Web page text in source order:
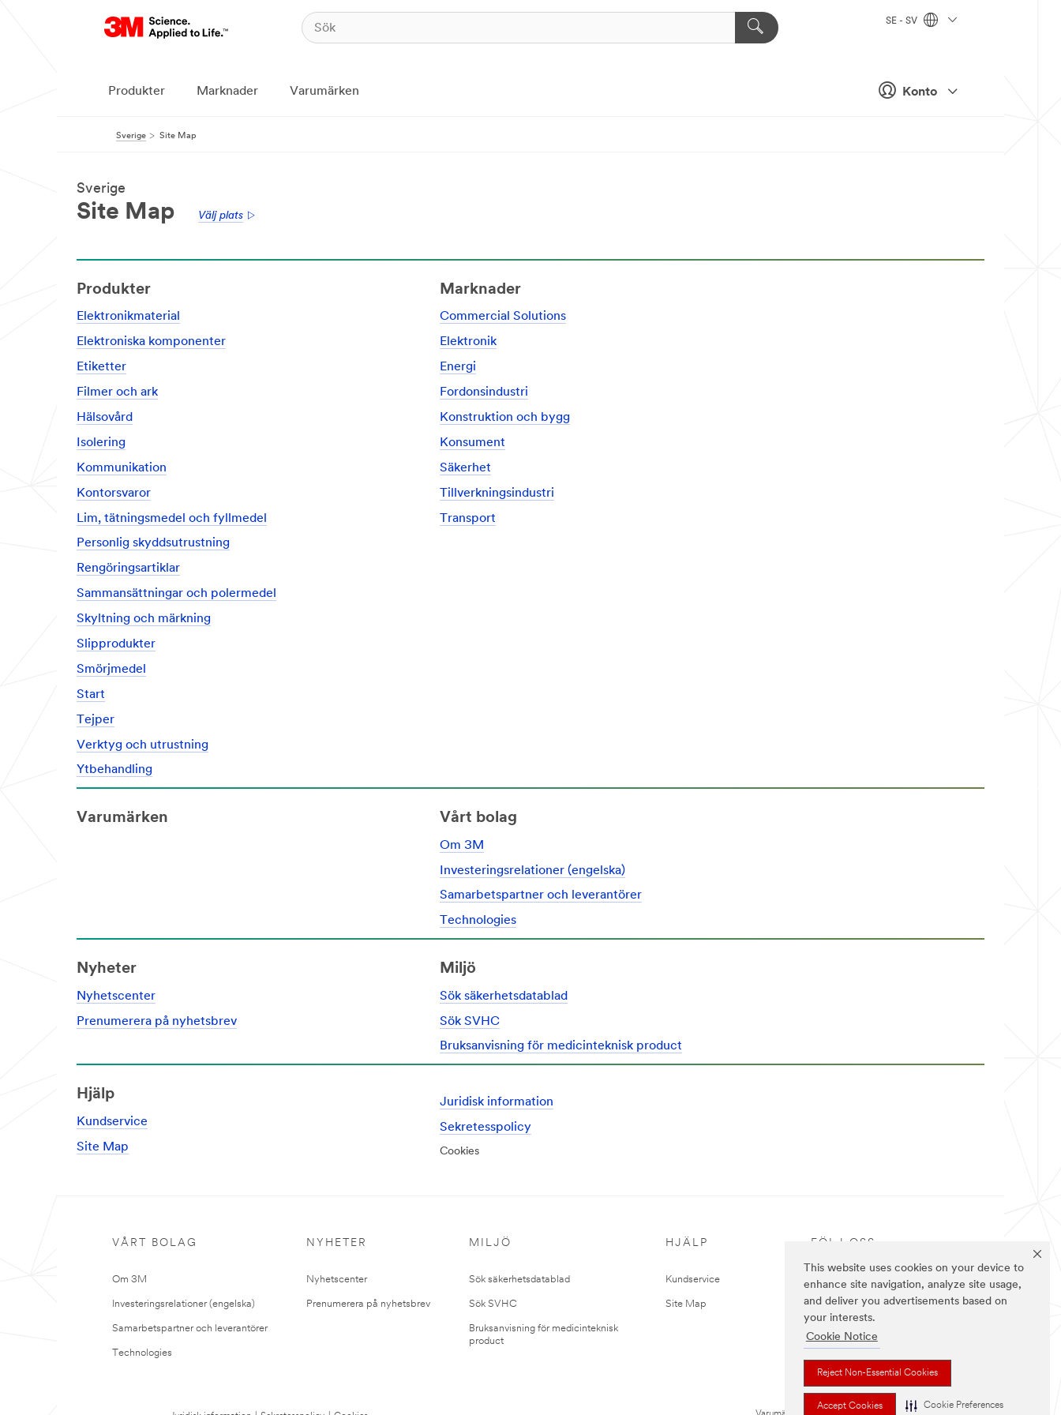
This website uses cookies on your device to
enhance site navigation, analyze site usage,
and deliver you advertisements based on
your interests.
Cookie Notice
Reject Non-Essential Cookies
Accept Cookies Cookie Preferences
Konto
SE - SV
Produkter Marknader Varumärken
Sverige Site Map
Sverige
Site Map Välj plats
Produkter
Elektronikmaterial
Elektroniska komponenter
Etiketter
Filmer och ark
Hälsovård
Isolering
Kommunikation
Kontorsvaror
Lim, tätningsmedel och fyllmedel
Personlig skyddsutrustning
Rengöringsartiklar
Sammansättningar och polermedel
Skyltning och märkning
Slipprodukter
Smörjmedel
Start
Tejper
Verktyg och utrustning
Ytbehandling
Marknader
Commercial Solutions
Elektronik
Energi
Fordonsindustri
Konstruktion och bygg
Konsument
Säkerhet
Tillverkningsindustri
Transport
Varumärken Vårt bolag
Om 3M
Investeringsrelationer (engelska)
Samarbetspartner och leverantörer
Technologies
Nyheter
Nyhetscenter
Prenumerera på nyhetsbrev
Miljö
Sök säkerhetsdatablad
Sök SVHC
Bruksanvisning för medicinteknisk product
Hjälp
Kundservice
Site Map
Juridisk information
Sekretesspolicy
Cookies
VÅRT BOLAG
Om 3M
Investeringsrelationer (engelska)
Samarbetspartner och leverantörer
Technologies
NYHETER
Nyhetscenter
Prenumerera på nyhetsbrev
MILJÖ
Sök säkerhetsdatablad
Sök SVHC
Bruksanvisning för medicinteknisk
product
HJÄLP
Kundservice
Site Map
FÖLJ OSS